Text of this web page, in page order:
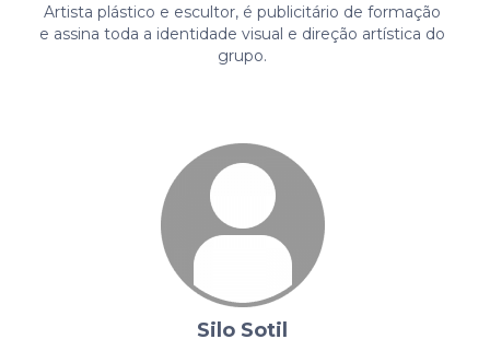
Artista plástico e escultor, é publicitário de formação
e assina toda a identidade visual e direção artística do
grupo.
Silo Sotil